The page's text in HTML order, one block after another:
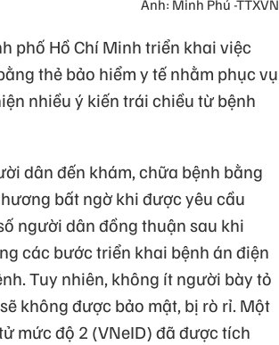
Ảnh: Minh Phú -TTXVN
phố Hồ Chí Minh triển khai việc
thẻ bảo hiểm y tế nhằm phục vụ
nhiều ý kiến trái chiều từ bệnh
dân đến khám, chữa bệnh bằng
bất ngờ khi được yêu cầu
người dân đồng thuận sau khi
các bước triển khai bệnh án điện
Tuy nhiên, không ít người bày tỏ
không được bảo mật, bị rò rỉ. Một
mức độ 2 (VNeID) đã được tích